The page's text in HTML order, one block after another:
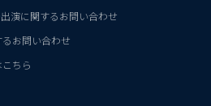
演に関するお問い合わせ
お問い合わせ
ちら